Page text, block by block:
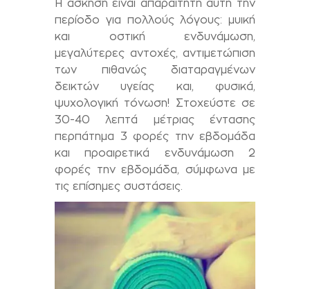
Η άσκηση είναι απαραίτητη αυτή την
περίοδο για πολλούς λόγους: μυική
και οστική ενδυνάμωση,
μεγαλύτερες αντοχές, αντιμετώπιση
των πιθανώς διαταραγμένων
δεικτών υγείας και, φυσικά,
ψυχολογική τόνωση! Στοχεύστε σε
30-40 λεπτά μέτριας έντασης
περπάτημα 3 φορές την εβδομάδα
και προαιρετικά ενδυνάμωση 2
φορές την εβδομάδα, σύμφωνα με
τις επίσημες συστάσεις.